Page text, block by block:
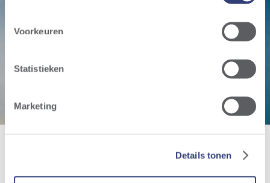
Voorkeuren
Statistieken
Marketing
Details tonen